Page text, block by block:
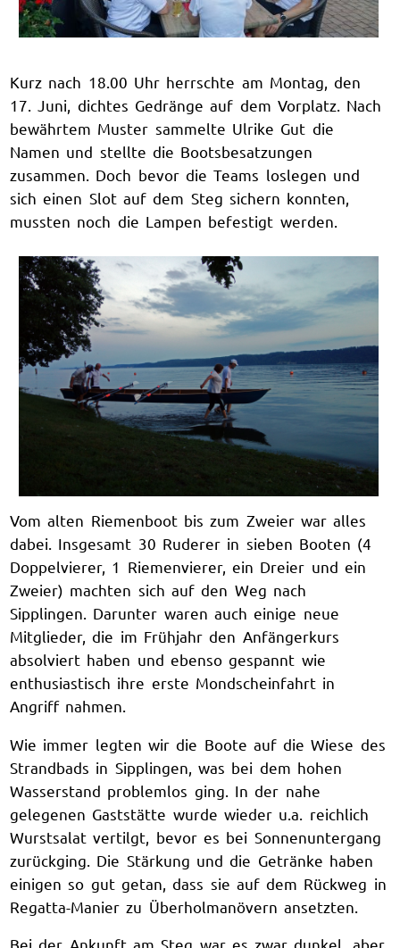
Kurz nach 18.00 Uhr herrschte am Montag, den
17. Juni, dichtes Gedränge auf dem Vorplatz. Nach
bewährtem Muster sammelte Ulrike Gut die
Namen und stellte die Bootsbesatzungen
zusammen. Doch bevor die Teams loslegen und
sich einen Slot auf dem Steg sichern konnten,
mussten noch die Lampen befestigt werden.
Vom alten Riemenboot bis zum Zweier war alles
dabei. Insgesamt 30 Ruderer in sieben Booten (4
Doppelvierer, 1 Riemenvierer, ein Dreier und ein
Zweier) machten sich auf den Weg nach
Sipplingen. Darunter waren auch einige neue
Mitglieder, die im Frühjahr den Anfängerkurs
absolviert haben und ebenso gespannt wie
enthusiastisch ihre erste Mondscheinfahrt in
Angriff nahmen.
Wie immer legten wir die Boote auf die Wiese des
Strandbads in Sipplingen, was bei dem hohen
Wasserstand problemlos ging. In der nahe
gelegenen Gaststätte wurde wieder u.a. reichlich
Wurstsalat vertilgt, bevor es bei Sonnenuntergang
zurückging. Die Stärkung und die Getränke haben
einigen so gut getan, dass sie auf dem Rückweg in
Regatta-Manier zu Überholmanövern ansetzten.
Bei der Ankunft am Steg war es zwar dunkel, aber